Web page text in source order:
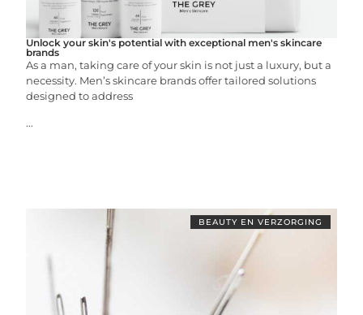
Unlock your skin's potential with exceptional men's skincare
brands
As a man, taking care of your skin is not just a luxury, but a
necessity. Men’s skincare brands offer tailored solutions
designed to address
...
BEAUTY EN VERZORGING